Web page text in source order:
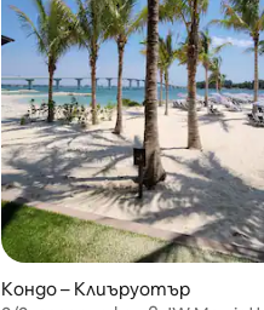
Кондо – Клиъруотър